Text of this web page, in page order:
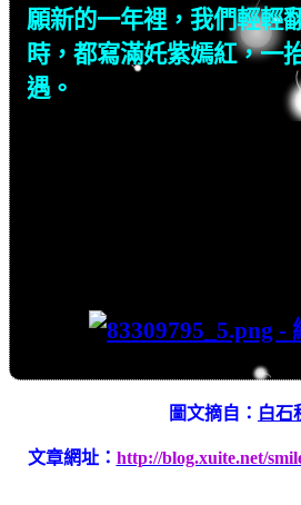
願新的一年裡，我們輕輕
時，都寫滿奼紫嫣紅，一
遇。
圖文摘自： 白石
文章網址： http://blog.xuite.net/